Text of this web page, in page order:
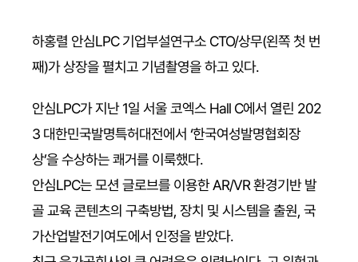
하홍렬 안심LPC 기업부설연구소 CTO/상무(왼쪽 첫 번
째)가 상장을 펼치고 기념촬영을 하고 있다.
안심LPC가 지난 1일 서울 코엑스 Hall C에서 열린 202
3 대한민국발명특허대전에서 ‘한국여성발명협회장
상’을 수상하는 쾌거를 이룩했다.
안심LPC는 모션 글로브를 이용한 AR/VR 환경기반 발
골 교육 콘텐츠의 구축방법, 장치 및 시스템을 출원, 국
가산업발전기여도에서 인정을 받았다.